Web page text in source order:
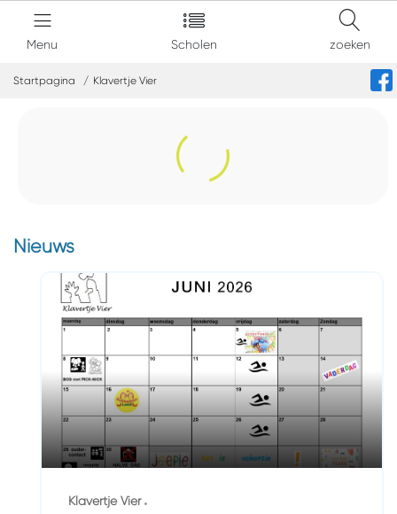
Menu Scholen zoeken
Startpagina Klavertje Vier
Nieuws
Klavertje Vier